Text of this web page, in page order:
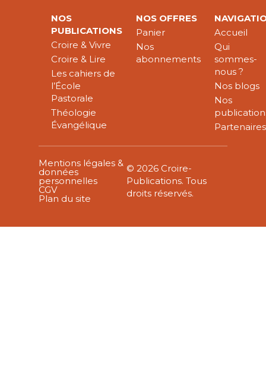
NOS
PUBLICATIONS
Croire & Vivre
Croire & Lire
Les cahiers de
l’École
Pastorale
Théologie
Évangélique
NOS OFFRES
Panier
Nos
abonnements
Accueil
Qui
sommes-
nous ?
Nos blogs
Nos
Partenaires
Mentions légales &
données
personnelles
CGV
Plan du site
© 2026 Croire-
Publications. Tous
droits réservés.